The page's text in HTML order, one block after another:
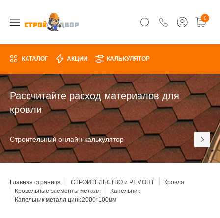
0
КАТАЛОГ АКЦИИ КАЛЬКУЛЯТОР
Рассчитайте расход материалов для
кровли
Строительный онлайн-калькулятор
Главная страница СТРОИТЕЛЬСТВО и РЕМОНТ
Кровля
Кровельные элементы металл
Капельник
Капельник металл цинк 2000*100мм